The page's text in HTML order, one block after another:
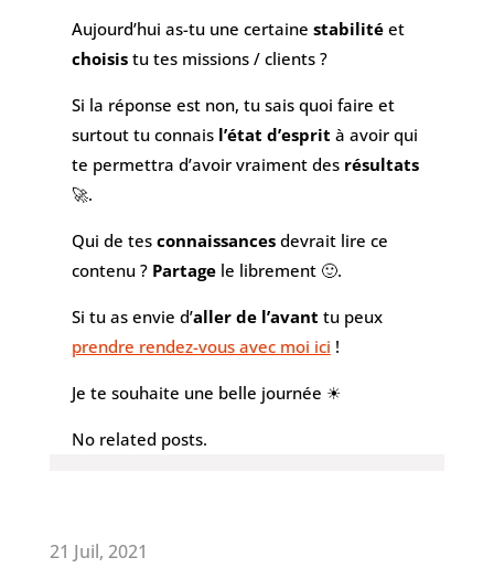
Aujourd’hui as-tu une certaine stabilité et
choisis tu tes missions / clients ?
Si la réponse est non, tu sais quoi faire et
surtout tu connais l’état d’esprit à avoir qui
te permettra d’avoir vraiment des résultats
🚀.
Qui de tes connaissances devrait lire ce
contenu ? Partage le librement 🙂.
Si tu as envie d’aller de l’avant tu peux
prendre rendez-vous avec moi ici !
Je te souhaite une belle journée ☀
No related posts.
21 Juil, 2021